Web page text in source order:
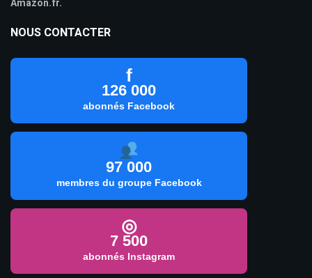
Amazon.fr.
NOUS CONTACTER
f
126 000
abonnés Facebook
97 000
membres du groupe Facebook
◎
7 500
abonnés Instagram